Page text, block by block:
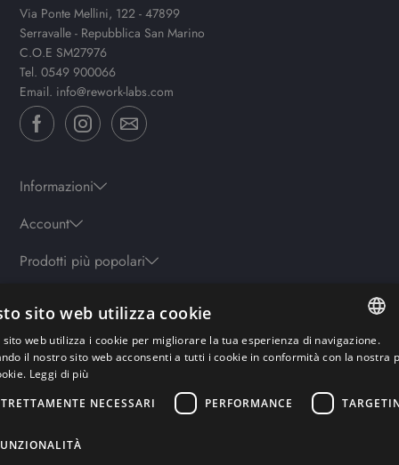
Via Ponte Mellini, 122 - 47899
Serravalle - Repubblica San Marino
C.O.E SM27976
Tel.0549 900066
Email. info@rework-labs.com
Informazioni
Account
Prodotti più popolari
Orari
Lun-ven: 9.30-19.30 - Sab: 10-13 | 15.30-19.30 - Domenica: chiuso
Pagamenti sicuri
ITALIAN
GERMAN
sito web utilizza cookie
sito web utilizza i cookie per migliorare la tua esperienza di navigazione.
il nostro sito web acconsenti a tutti i cookie in conformità con la nostra
Leggi di più
NECESSARI
PERFORMANCE